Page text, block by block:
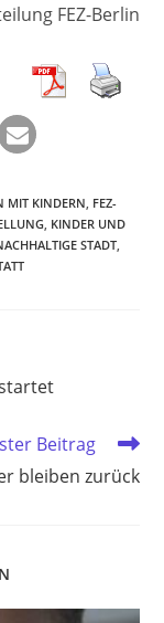
FEZ-Berlin
MIT KINDERN FEZ-
KINDER UND
STADT
Beitrag
bleiben zurück